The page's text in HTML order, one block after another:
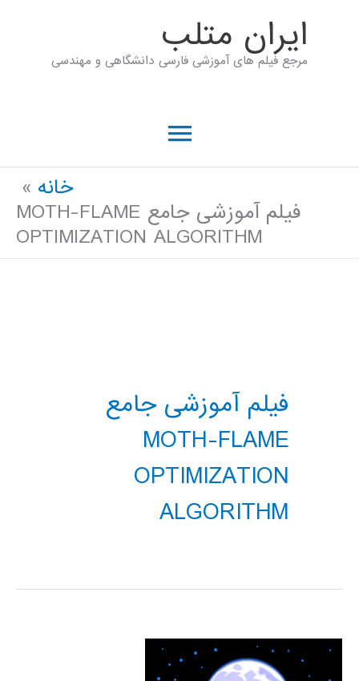
ايران متلب
مرجع فیلم های آموزشی فارسی دانشگاهی و مهندسی
فهرست
خانه
فیلم آموزشی جامع MOTH-FLAME
OPTIMIZATION ALGORITHM
فیلم آموزشی جامع
MOTH-FLAME
OPTIMIZATION
ALGORITHM